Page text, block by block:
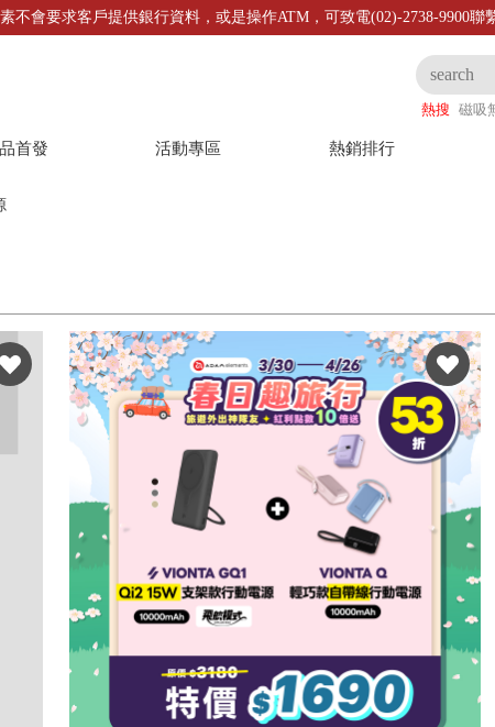
不會要求客戶提供銀行資料，或是操作ATM，可致電(02)-2738-9900聯
熱搜 磁吸
首發 活動專區 熱銷排行